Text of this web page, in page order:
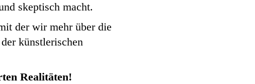
skeptisch macht.
der wir mehr über die
künstlerischen
Realitäten!